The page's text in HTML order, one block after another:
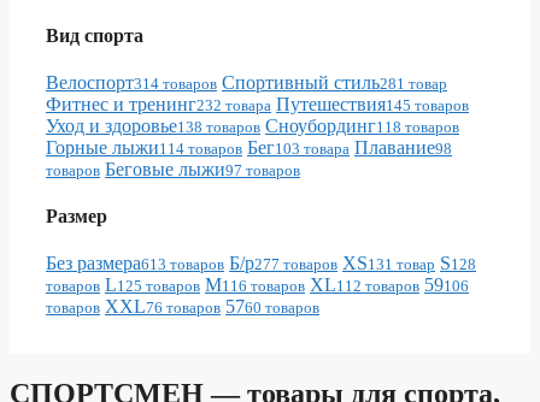
Вид спорта
Велоспорт314 товаров Спортивный стиль281 товар
Фитнес и тренинг232 товара Путешествия145 товаров
Уход и здоровье138 товаров Сноубординг118 товаров
Горные лыжи114 товаров Бег103 товара Плавание98
товаров Беговые лыжи97 товаров
Размер
Без размера613 товаров Б/р277 товаров XS131 товар S128
товаров L125 товаров M116 товаров XL112 товаров 59106
товаров XXL76 товаров 5760 товаров
СПОРТСМЕН — товары для спорта,